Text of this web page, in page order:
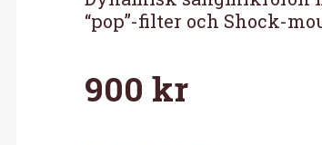
“pop”-filter och Shock-
900 kr